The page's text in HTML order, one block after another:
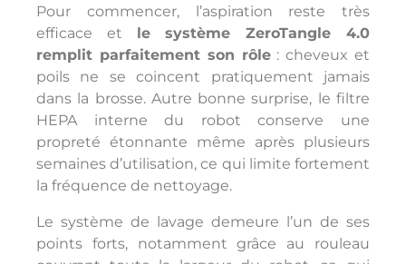
Pour commencer, l’aspiration reste très
efficace et le système ZeroTangle 4.0
remplit parfaitement son rôle: cheveux et
poils ne se coincent pratiquement jamais
dans la brosse. Autre bonne surprise, le filtre
HEPA interne du robot conserve une
propreté étonnante même après plusieurs
semaines d’utilisation, ce qui limite fortement
la fréquence de nettoyage.
Le système de lavage demeure l’un de ses
points forts, notamment grâce au rouleau